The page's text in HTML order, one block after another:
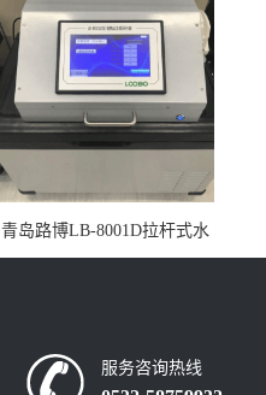
青岛路博LB-8001D拉杆式水
质采样器
服务咨询热线